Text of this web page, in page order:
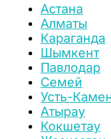
Астана
Алматы
Караганда
Шымкент
Павлодар
Семей
Усть-
Атырау
Кокшетау